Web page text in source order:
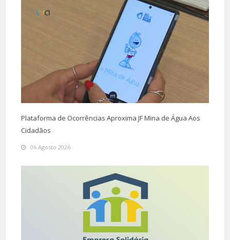
Plataforma de Ocorrências Aproxima JF Mina de Água Aos
Cidadãos
06 Agosto 2026